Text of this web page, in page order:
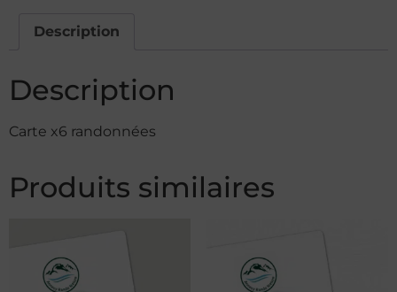
Description
Description
Carte x6 randonnées
Produits similaires